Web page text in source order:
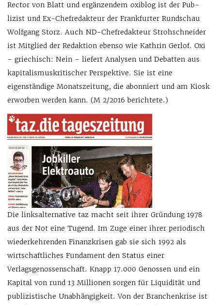
Rector von Blatt und ergänzendem oxiblog ist der Pub­
lizist und Ex-Chefredakteur der Frankfurter Rundschau
Wolfgang Storz. Auch ND-Chefredakteur Strohschneider
ist Mitglied der Redaktion ebenso wie Kathrin Gerlof. Oxi
– griechisch: Nein – liefert Analysen und Debatten aus
kapitalismuskritischer Perspektive. Sie ist eine
eigenständige Monatszeitung, die abonniert und am Kiosk
erworben werden kann. (M 2/2016 berichtete.)
Die linksalternative taz macht seit ihrer Gründung 1978
aus der Not eine Tugend. Im Zuge einer ihrer periodisch
wiederkehrenden Finanzkrisen gab sie sich 1992 als
wirtschaftliches Fundament den Status einer
Verlagsgenossenschaft. Knapp 17.000 Genossen und ein
Kapital von rund 13 Millionen sorgen für Liquidität und
publizistische Unabhängigkeit. Von der Branchenkrise ist